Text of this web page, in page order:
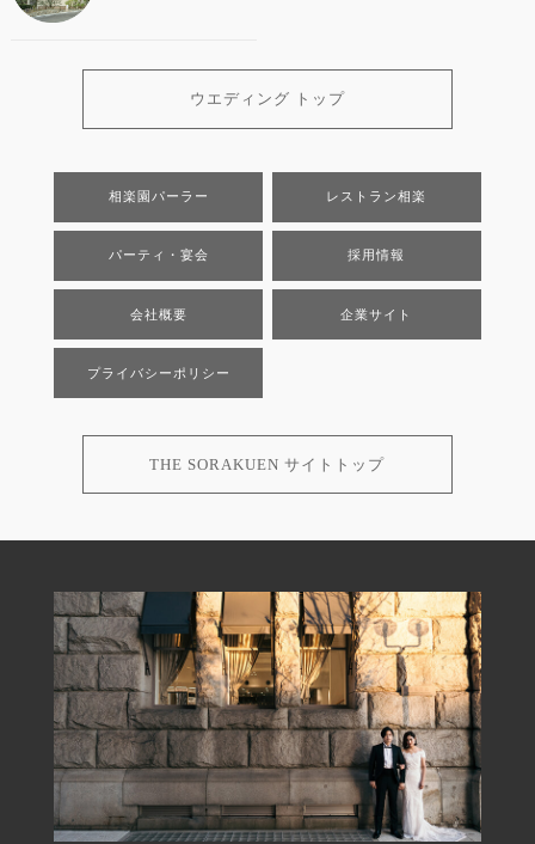
ウエディング トップ
相楽園パーラー レストラン相楽
パーティ・宴会 採用情報
会社概要 企業サイト
プライバシーポリシー
THE SORAKUEN サイトトップ